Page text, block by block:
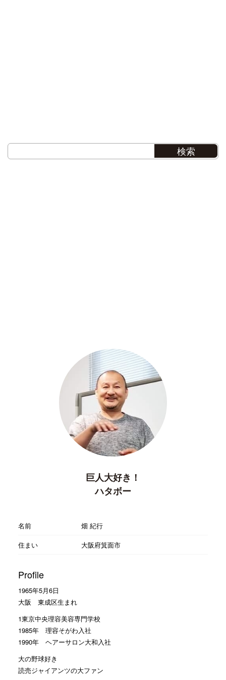
巨人大好き！
ハタボー
名前
畑 紀行
住まい
大阪府箕面市
Profile
1965年5月6日
大阪 東成区生まれ
1東京中央理容美容専門学校
1985年 理容そがわ入社
1990年 ヘアーサロン大和入社
大の野球好き
読売ジャイアンツの大ファン